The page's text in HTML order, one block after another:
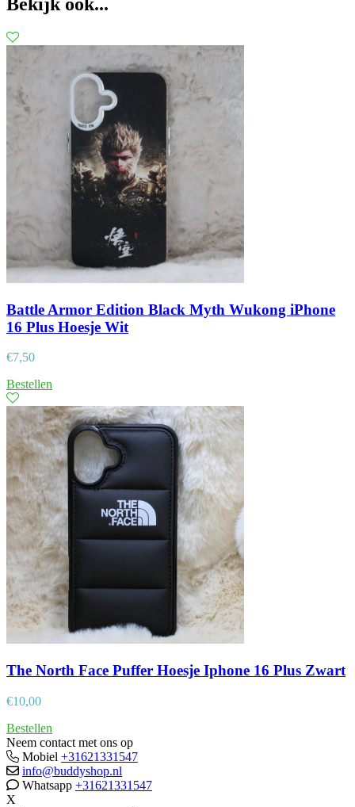
Battle Armor Edition Black Myth Wukong iPhone
16 Plus Hoesje Wit
€7,50
Bestellen
The North Face Puffer Hoesje Iphone 16 Plus Zwart
€10,00
Bestellen
Neem contact met ons op
Mobiel +31621331547
info@buddyshop.nl
Whatsapp +31621331547
X